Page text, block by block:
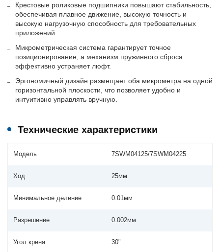
Крестовые роликовые подшипники повышают стабильность,
обеспечивая плавное движение, высокую точность и
высокую нагрузочную способность для требовательных
приложений.
Микрометрическая система гарантирует точное
позиционирование, а механизм пружинного сброса
эффективно устраняет люфт.
Эргономичный дизайн размещает оба микрометра на одной
горизонтальной плоскости, что позволяет удобно и
интуитивно управлять вручную.
Технические характеристики
Модель 7SWM04125/7SWM04225
Ход 25мм
Минимальное деление 0.01мм
Разрешение 0.002мм
Угол крена 30"